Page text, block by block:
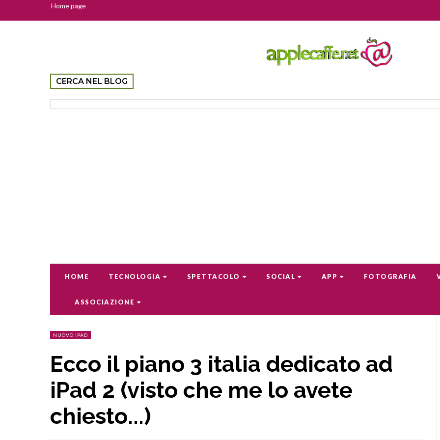
Home page
CERCA NEL BLOG
HOME TECNOLOGIA SPETTACOLO SOCIAL APP FOTOGRAFIA
ASSOCIAZIONE
NUOVO IPAD
Ecco il piano 3 italia dedicato ad
iPad 2 (visto che me lo avete
chiesto...)